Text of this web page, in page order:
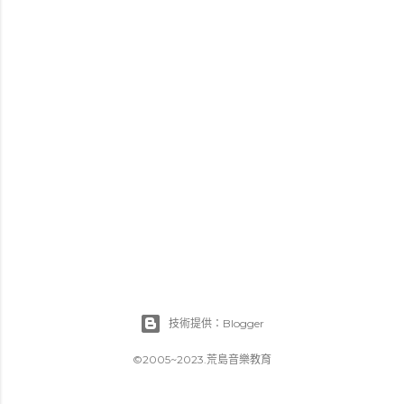
技術提供：Blogger
©2005~2023.荒島音樂教育